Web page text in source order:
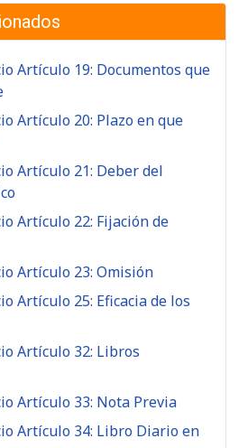
Artículo 19: Documentos que
Artículo 20: Plazo en que
Artículo 21: Deber del
Artículo 22: Fijación de
Artículo 23: Omisión
Artículo 25: Eficacia de los
Artículo 32: Libros
Artículo 33: Nota Previa
Artículo 34: Libro Diario en